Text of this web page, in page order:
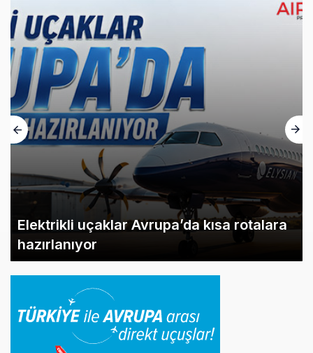
Elektrikli uçaklar Avrupa’da kısa rotalara
hazırlanıyor